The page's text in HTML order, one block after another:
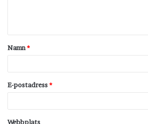
t
a
Namn*
E-postadress*
Webbplats